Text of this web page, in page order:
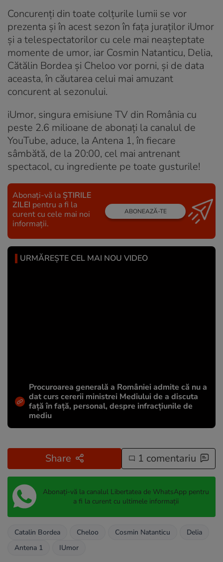
Concurenţi din toate colţurile lumii se vor
prezenta şi în acest sezon în faţa juraţilor iUmor
și a telespectatorilor cu cele mai neaşteptate
momente de umor, iar Cosmin Natanticu, Delia,
Cătălin Bordea și Cheloo vor porni, și de data
aceasta, în căutarea celui mai amuzant
concurent al sezonului.
iUmor, singura emisiune TV din România cu
peste 2.6 milioane de abonați la canalul de
YouTube, aduce, la Antena 1, în fiecare
sâmbătă, de la 20:00, cel mai antrenant
spectacol, cu ingrediente pe toate gusturile!
Abonați-vă la ȘTIRILE
ZILEI pentru a fi la
curent cu cele mai noi
informații.
ABONEAZĂ-TE
URMĂREȘTE CEL MAI NOU VIDEO
Procuroarea generală a României admite că nu a
dat curs cererii ministrei Mediului de a discuta
față în față, personal, despre infracțiunile de
mediu
Share 1 comentariu
Abonați-vă la canalul Libertatea de WhatsApp pentru
a fi la curent cu ultimele informații
Catalin Bordea Cheloo Cosmin Natanticu
Delia
Antena 1
IUmor